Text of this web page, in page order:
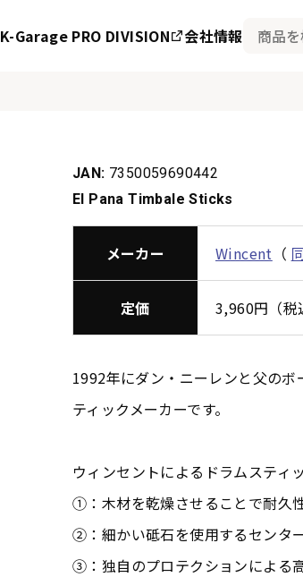
K-Garage PRO DIVISION 会社情報
JAN: 7350059690442
El Pana Timbale Sticks
メーカー Wincent （
定価 3,960円（税
1992年にダン・ニーレンと父の
ティックメーカーです。
ウィンセントによるドラムスティ
①：木材を乾燥させることで耐久
②：細かい砥石を使用するセンタ
③：独自のプロテクションによる